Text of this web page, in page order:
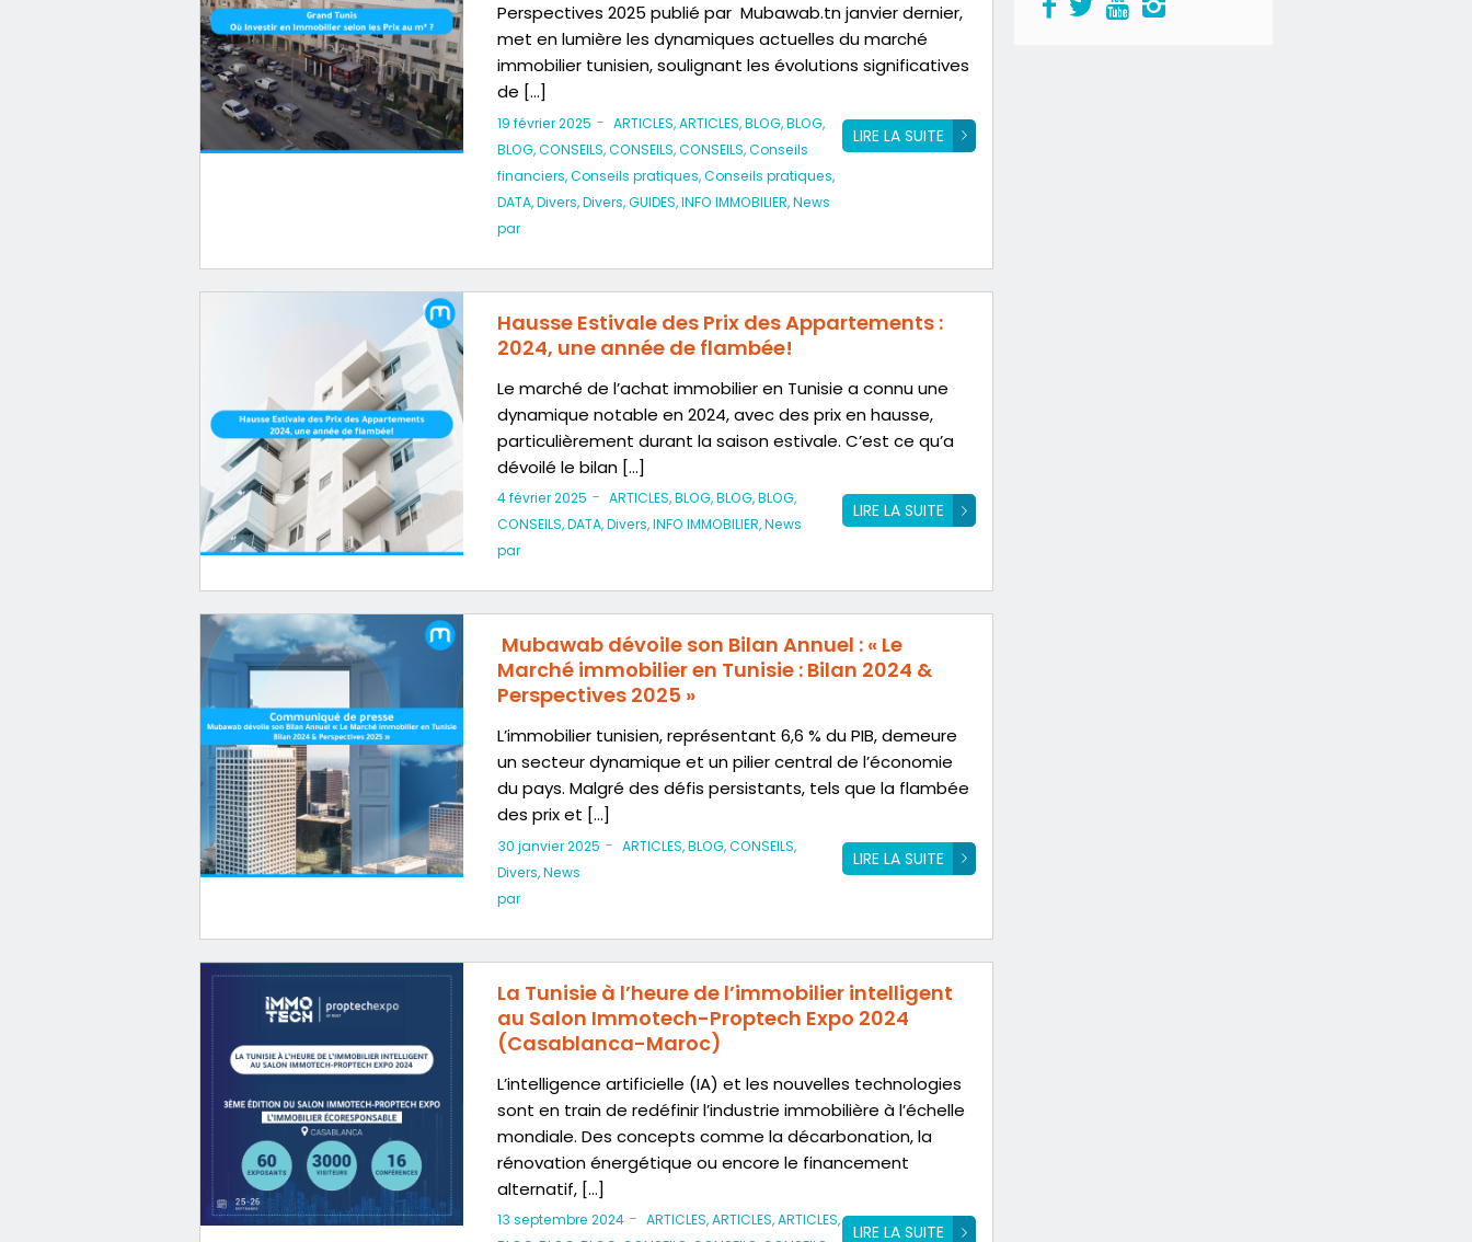
Perspectives 2025 publié par Mubawab.tn janvier dernier,
met en lumière les dynamiques actuelles du marché
immobilier tunisien, soulignant les évolutions significatives
de […]
LIRE LA SUITE
19 février 2025 - ARTICLES,ARTICLES,BLOG,BLOG,
BLOG,CONSEILS,CONSEILS,CONSEILS,Conseils
financiers,Conseils pratiques,Conseils pratiques,
DATA,Divers,Divers,GUIDES,INFO IMMOBILIER,News
par
Hausse Estivale des Prix des Appartements :
2024, une année de flambée!
Le marché de l’achat immobilier en Tunisie a connu une
dynamique notable en 2024, avec des prix en hausse,
particulièrement durant la saison estivale. C’est ce qu’a
dévoilé le bilan […]
LIRE LA SUITE
4 février 2025 - ARTICLES,BLOG,BLOG,BLOG,
CONSEILS,DATA,Divers,INFO IMMOBILIER,News
par
Mubawab dévoile son Bilan Annuel : « Le
Marché immobilier en Tunisie : Bilan 2024 &
Perspectives 2025 »
L’immobilier tunisien, représentant 6,6 % du PIB, demeure
un secteur dynamique et un pilier central de l’économie
du pays. Malgré des défis persistants, tels que la flambée
des prix et […]
LIRE LA SUITE
30 janvier 2025 - ARTICLES,BLOG,CONSEILS,
Divers,News
par
La Tunisie à l’heure de l’immobilier intelligent
au Salon Immotech-Proptech Expo 2024
(Casablanca-Maroc)
L’intelligence artificielle (IA) et les nouvelles technologies
sont en train de redéfinir l’industrie immobilière à l’échelle
mondiale. Des concepts comme la décarbonation, la
rénovation énergétique ou encore le financement
alternatif, […]
LIRE LA SUITE
13 septembre 2024 - ARTICLES,ARTICLES,ARTICLES,